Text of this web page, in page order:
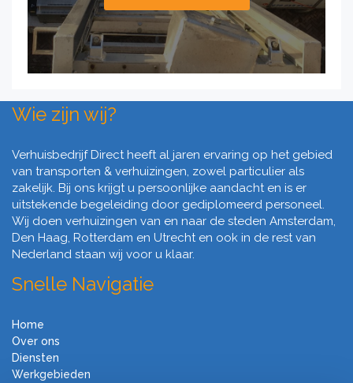
Wie zijn wij?
Verhuisbedrijf Direct heeft al jaren ervaring op het gebied
van transporten & verhuizingen, zowel particulier als
zakelijk. Bij ons krijgt u persoonlijke aandacht en is er
uitstekende begeleiding door gediplomeerd personeel.
Wij doen verhuizingen van en naar de steden Amsterdam,
Den Haag, Rotterdam en Utrecht en ook in de rest van
Nederland staan wij voor u klaar.
Snelle Navigatie
Home
Over ons
Diensten
Werkgebieden